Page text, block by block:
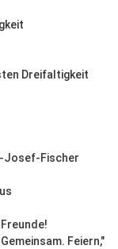
Dreifaltigkeit
Josef-Fischer
Feiern,"